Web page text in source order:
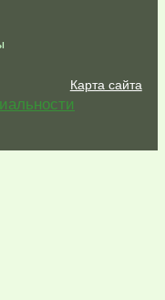
Карта сайта